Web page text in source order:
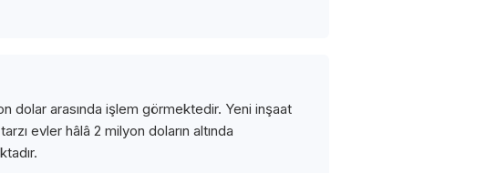
dolar arasında işlem görmektedir. Yeni inşaat
evler hâlâ 2 milyon doların altında